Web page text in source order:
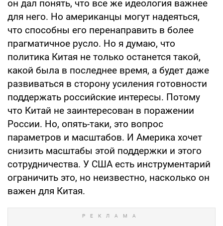
он дал понять, что все же идеология важнее
для него. Но американцы могут надеяться,
что способны его перенаправить в более
прагматичное русло. Но я думаю, что
политика Китая не только останется такой,
какой была в последнее время, а будет даже
развиваться в сторону усиления готовности
поддержать российские интересы. Потому
что Китай не заинтересован в поражении
России. Но, опять-таки, это вопрос
параметров и масштабов. И Америка хочет
снизить масштабы этой поддержки и этого
сотрудничества. У США есть инструментарий
ограничить это, но неизвестно, насколько он
важен для Китая.